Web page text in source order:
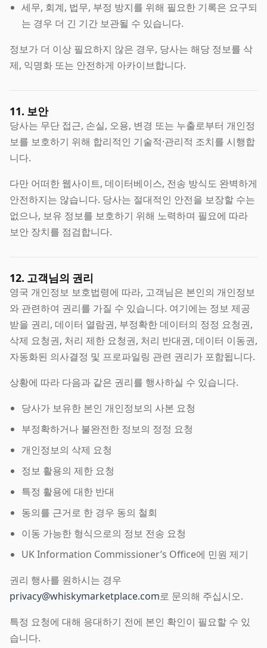
세무, 회계, 법무, 부정 방지를 위해 필요한 기록은 요구되
는 경우 더 긴 기간 보관될 수 있습니다.
정보가 더 이상 필요하지 않은 경우, 당사는 해당 정보를 삭
제, 익명화 또는 안전하게 아카이브합니다.
11. 보안
당사는 무단 접근, 손실, 오용, 변경 또는 누출로부터 개인정
보를 보호하기 위해 합리적인 기술적·관리적 조치를 시행합
니다.
다만 어떠한 웹사이트, 데이터베이스, 전송 방식도 완벽하게
안전하지는 않습니다. 당사는 절대적인 안전을 보장할 수는
없으나, 보유 정보를 보호하기 위해 노력하며 필요에 따라
보안 장치를 점검합니다.
12. 고객님의 권리
영국 개인정보 보호법령에 따라, 고객님은 본인의 개인정보
와 관련하여 권리를 가질 수 있습니다. 여기에는 정보 제공
받을 권리, 데이터 열람권, 부정확한 데이터의 정정 요청권,
삭제 요청권, 처리 제한 요청권, 처리 반대권, 데이터 이동권,
자동화된 의사결정 및 프로파일링 관련 권리가 포함됩니다.
상황에 따라 다음과 같은 권리를 행사하실 수 있습니다.
당사가 보유한 본인 개인정보의 사본 요청
부정확하거나 불완전한 정보의 정정 요청
개인정보의 삭제 요청
정보 활용의 제한 요청
특정 활용에 대한 반대
동의를 근거로 한 경우 동의 철회
이동 가능한 형식으로의 정보 전송 요청
UK Information Commissioner’s Office에 민원 제기
권리 행사를 원하시는 경우
privacy@whiskymarketplace.com로 문의해 주십시오.
특정 요청에 대해 응대하기 전에 본인 확인이 필요할 수 있
습니다.